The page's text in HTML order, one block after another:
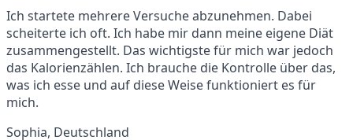
Ich startete mehrere Versuche abzunehmen. Dabei
scheiterte ich oft. Ich habe mir dann meine eigene Diät
zusammengestellt. Das wichtigste für mich war jedoch
das Kalorienzählen. Ich brauche die Kontrolle über das,
was ich esse und auf diese Weise funktioniert es für
mich.
Sophia, Deutschland